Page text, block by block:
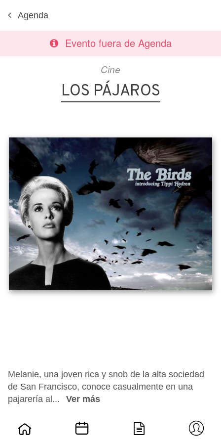
Agenda
Evento fuera de Agenda
Cine
LOS PÁJAROS
Melanie, una joven rica y snob de la alta sociedad
de San Francisco, conoce casualmente en una
pajarería al...
Ver más